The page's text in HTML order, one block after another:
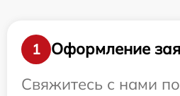
1
Оформление
Свяжитесь с нами